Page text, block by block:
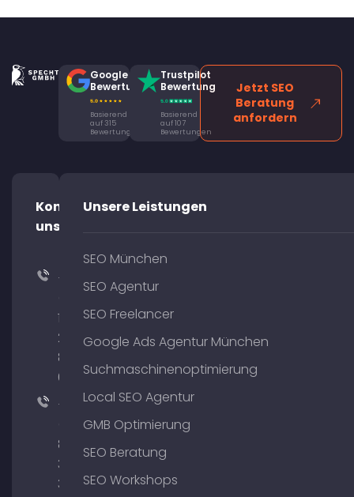
Google
Bewertung
Basierend
auf 315
Bewertungen
Trustpilot
Bewertung
Basierend
auf 107
Bewertungen
Jetzt SEO
Beratung
anfordern
Kontaktiere
uns!
+49
176
204
801
64
+49
89
380
375
Unsere Leistungen
SEO München
SEO Agentur
SEO Freelancer
Google Ads Agentur München
Suchmaschinenoptimierung
Local SEO Agentur
GMB Optimierung
SEO Beratung
SEO Workshops